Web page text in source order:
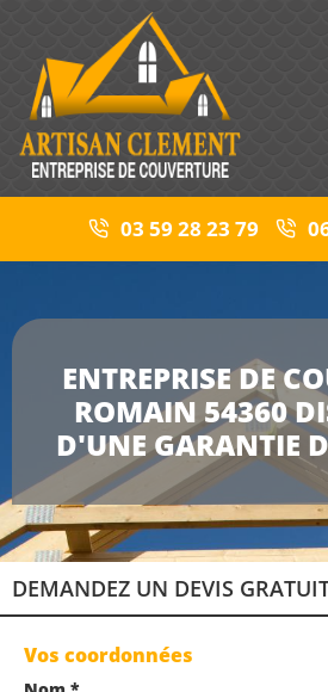
03 59 28 23 79
ENTREPRISE DE
ROMAIN 54360
D'UNE GARANTIE
DEMANDEZ UN DEVIS
Vos coordonnées